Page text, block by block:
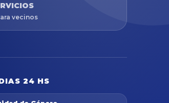
vecinos
24 HS